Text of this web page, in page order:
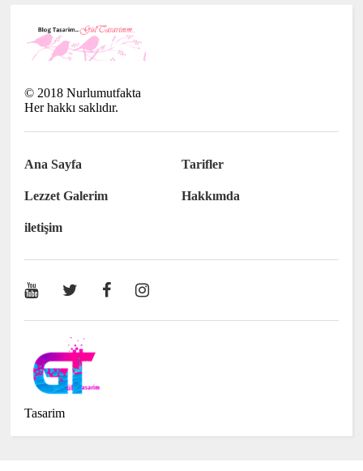
© 2018 Nurlumutfakta
Her hakkı saklıdır.
Ana Sayfa Tarifler
Lezzet Galerim Hakkımda
iletişim
Tasarim